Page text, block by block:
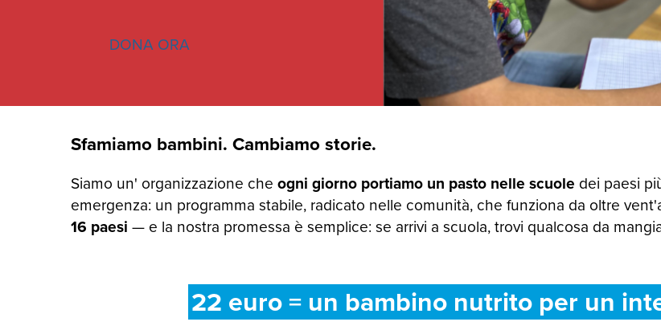
DONA ORA
Sfamiamo bambini. Cambiamo storie.
Siamo un' organizzazione che ogni giorno portiamo un pasto nelle scuole dei paesi
emergenza: un programma stabile, radicato nelle comunità, che funziona da oltre
16 paesi — e la nostra promessa è semplice: se arrivi a scuola, trovi qualcosa da
22 euro = un bambino nutrito per un